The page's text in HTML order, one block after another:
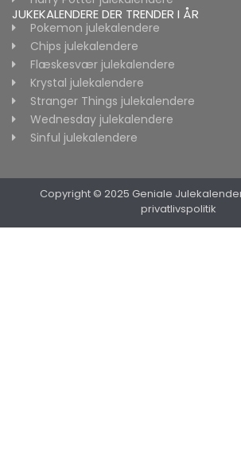
JUKEKALENDERE DER TRENDER I ÅR
Pokemon julekalendere
Chips julekalendere
Flæskesvær julekalendere
Krystal julekalendere
Stranger Things julekalendere
Wednesday julekalendere
Sinful julekalendere
Copyright © 2025 Geniale
privatlivspolitik